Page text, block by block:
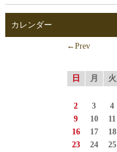
カレンダー
←Prev
日
月 火
2
3 4
9
10 11
16
17 18
23
24 25